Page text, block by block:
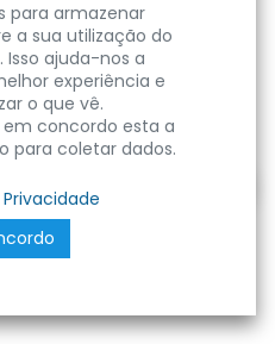
de
para armazenar
a sua utilização do
Isso ajuda-nos a
experiência e
o que vê.
concordo esta a
para coletar dados.